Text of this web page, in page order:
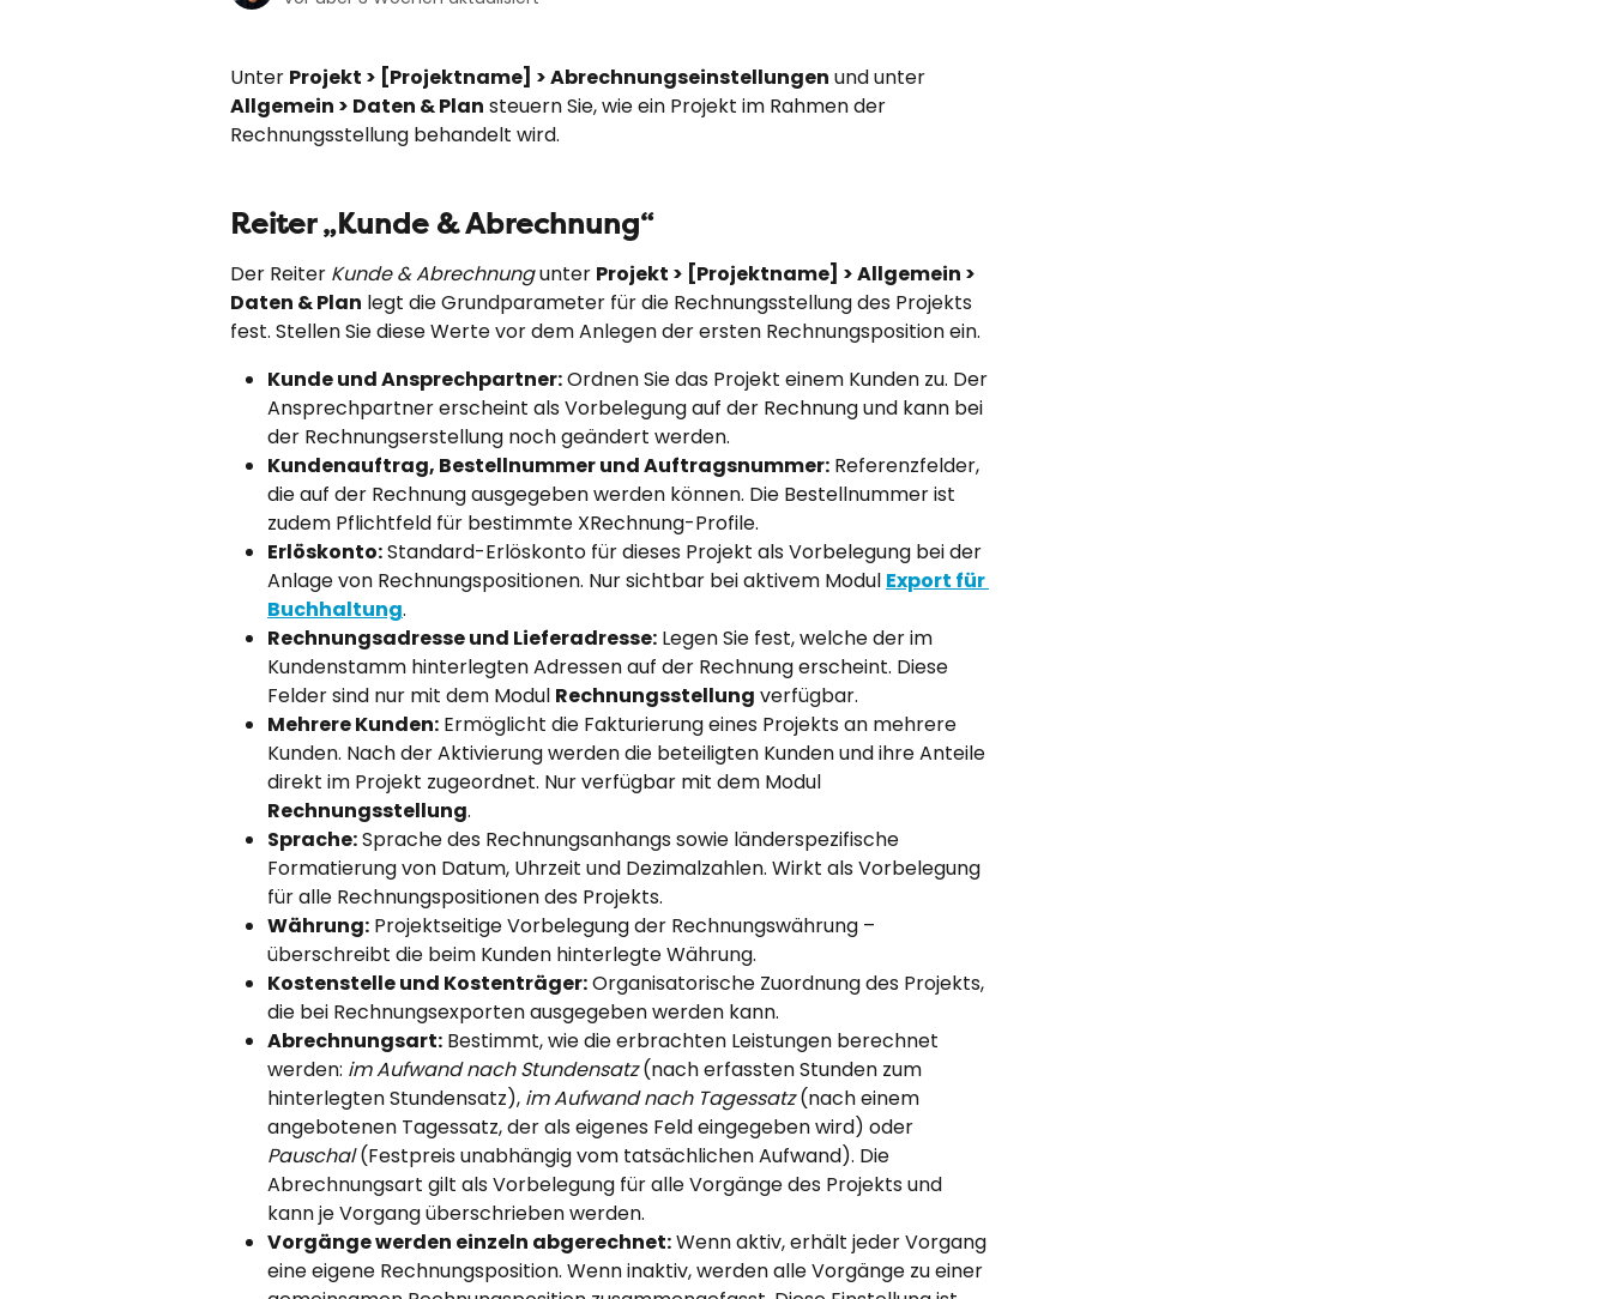
Unter Projekt > [Projektname] > Abrechnungseinstellungen und unter
Allgemein > Daten & Plan steuern Sie, wie ein Projekt im Rahmen der
Rechnungsstellung behandelt wird.
Reiter „Kunde & Abrechnung“
Der Reiter Kunde & Abrechnung unter Projekt > [Projektname] > Allgemein >
Daten & Plan legt die Grundparameter für die Rechnungsstellung des Projekts
fest. Stellen Sie diese Werte vor dem Anlegen der ersten Rechnungsposition ein.
Kunde und Ansprechpartner: Ordnen Sie das Projekt einem Kunden zu. Der
Ansprechpartner erscheint als Vorbelegung auf der Rechnung und kann bei
der Rechnungserstellung noch geändert werden.
Kundenauftrag, Bestellnummer und Auftragsnummer: Referenzfelder,
die auf der Rechnung ausgegeben werden können. Die Bestellnummer ist
zudem Pflichtfeld für bestimmte XRechnung-Profile.
Erlöskonto: Standard-Erlöskonto für dieses Projekt als Vorbelegung bei der
Anlage von Rechnungspositionen. Nur sichtbar bei aktivem Modul Export für
Buchhaltung.
Rechnungsadresse und Lieferadresse: Legen Sie fest, welche der im
Kundenstamm hinterlegten Adressen auf der Rechnung erscheint. Diese
Felder sind nur mit dem Modul Rechnungsstellung verfügbar.
Mehrere Kunden: Ermöglicht die Fakturierung eines Projekts an mehrere
Kunden. Nach der Aktivierung werden die beteiligten Kunden und ihre Anteile
direkt im Projekt zugeordnet. Nur verfügbar mit dem Modul
Rechnungsstellung.
Sprache: Sprache des Rechnungsanhangs sowie länderspezifische
Formatierung von Datum, Uhrzeit und Dezimalzahlen. Wirkt als Vorbelegung
für alle Rechnungspositionen des Projekts.
Währung: Projektseitige Vorbelegung der Rechnungswährung –
überschreibt die beim Kunden hinterlegte Währung.
Kostenstelle und Kostenträger: Organisatorische Zuordnung des Projekts,
die bei Rechnungsexporten ausgegeben werden kann.
Abrechnungsart: Bestimmt, wie die erbrachten Leistungen berechnet
werden: im Aufwand nach Stundensatz (nach erfassten Stunden zum
hinterlegten Stundensatz), im Aufwand nach Tagessatz (nach einem
angebotenen Tagessatz, der als eigenes Feld eingegeben wird) oder
Pauschal (Festpreis unabhängig vom tatsächlichen Aufwand). Die
Abrechnungsart gilt als Vorbelegung für alle Vorgänge des Projekts und
kann je Vorgang überschrieben werden.
Vorgänge werden einzeln abgerechnet: Wenn aktiv, erhält jeder Vorgang
eine eigene Rechnungsposition. Wenn inaktiv, werden alle Vorgänge zu einer